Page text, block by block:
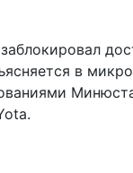
в